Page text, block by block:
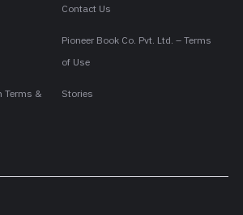
Contact Us
Pioneer Book Co. Pvt. Ltd. – Terms
of Use
Terms &
Stories